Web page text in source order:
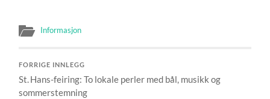
Informasjon
FORRIGE INNLEGG
St. Hans-feiring: To lokale perler med bål, musikk og
sommerstemning